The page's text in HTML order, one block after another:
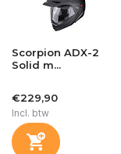
Scorpion ADX-2
Solid m...
€229,90
Incl. btw